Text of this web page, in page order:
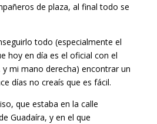
de plaza, al final todo se
todo (especialmente el
hoy en día es el oficial con el
mi mano derecha) encontrar un
días no creaís que es fácil.
que estaba en la calle
Guadaíra, y en el que